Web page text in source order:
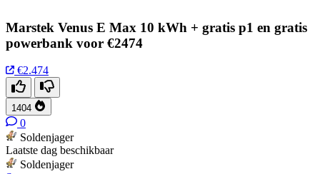
Marstek Venus E Max 10 kWh + gratis p1 en gratis
powerbank voor €2474
€2.474
1404
0
Soldenjager
Laatste dag beschikbaar
Soldenjager